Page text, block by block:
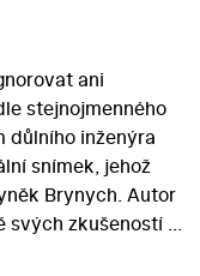
ani
stejnojmenného
důlního inženýra
snímek, jehož
Brynych. Autor
svých zkušeností s